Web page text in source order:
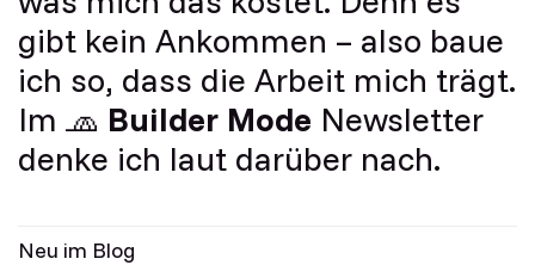
gibt kein Ankommen – also baue
ich so, dass die Arbeit mich trägt.
Im 🧢 Builder Mode Newsletter
denke ich laut darüber nach.
Neu im Blog